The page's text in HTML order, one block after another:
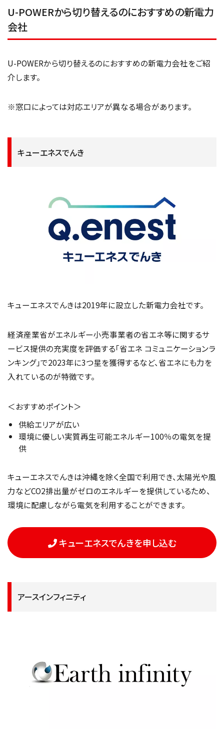
U-POWERから切り替えるのにおすすめの新電力
会社
U-POWERから切り替えるのにおすすめの新電力会社をご紹
介します。
※窓口によっては対応エリアが異なる場合があります。
キューエネスでんき
キューエネスでんきは2019年に設立した新電力会社です。
経済産業省がエネルギー小売事業者の省エネ等に関するサ
ービス提供の充実度を評価する「省エネ コミュニケーションラ
ンキング」で2023年に3つ星を獲得するなど、省エネにも力を
入れているのが特徴です。
＜おすすめポイント＞
供給エリアが広い
環境に優しい実質再生可能エネルギー100％の電気を提
供
キューエネスでんきは沖縄を除く全国で利用でき、太陽光や風
力などCO2排出量がゼロのエネルギーを提供しているため、
環境に配慮しながら電気を利用することができます。
キューエネスでんきを申し込む
アースインフィニティ